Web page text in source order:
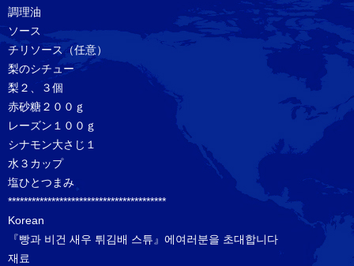
調理油
ソース
チリソース（任意）
梨のシチュー
梨２、３個
赤砂糖２００ｇ
レーズン１００ｇ
シナモン大さじ１
水３カップ
塩ひとつまみ
****************************************
Korean
『빵과 비건 새우 튀김배 스튜』에여러분을 초대합니다
재료